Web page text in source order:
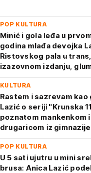
POP KULTURA
Minić i gola leđa u
godina mlađa devojka
Ristovskog pala u
izazovnom izdanju,
KULTURA
Rastem i sazrevam kao
Lazić o seriji "Krunska
poznatom mankenkom
drugaricom iz gimnazije
POP KULTURA
U 5 sati ujutru u mini
brusa: Anica Lazić